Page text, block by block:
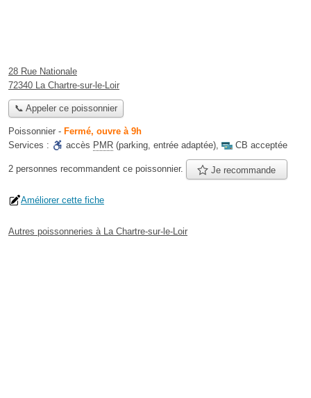
28 Rue Nationale
72340 La Chartre-sur-le-Loir
📞 Appeler ce poissonnier
Poissonnier - Fermé, ouvre à 9h
Services :
accès PMR (parking, entrée adaptée), CB acceptée
2 personnes recommandent ce poissonnier. Je recommande
Améliorer cette fiche
Autres poissonneries à La Chartre-sur-le-Loir